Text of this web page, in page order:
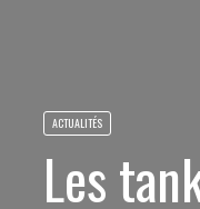
ACTUALITÉS
Les